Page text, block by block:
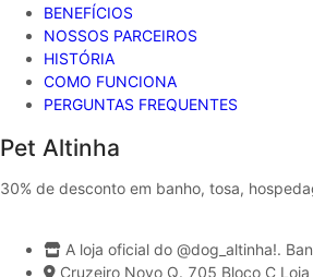
BENEFÍCIOS
NOSSOS PARCEIROS
HISTÓRIA
COMO FUNCIONA
PERGUNTAS FREQUENTES
Pet Altinha
30% de desconto em banho, tosa,
A loja oficial do @dog_altinha!.
Cruzeiro Novo Q. 705 Bloco C